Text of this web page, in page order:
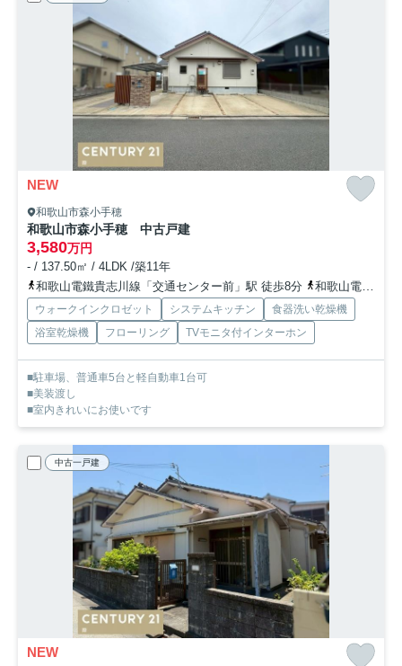
NEW
和歌山市森小手穂
和歌山市森小手穂 中古戸建
3,580万円
- / 137.50㎡ / 4LDK /築11年
和歌山電鐵貴志川線「交通センター前」駅 徒歩8分
和歌山電鐵貴志川線「岡崎前」駅 徒歩8分
ウォークインクロゼット システムキッチン
食器洗い乾燥機
浴室乾燥機
フローリング TVモニタ付インターホン
■駐車場、普通車5台と軽自動車1台可
■美装渡し
■室内きれいにお使いです
中古一戸建
NEW